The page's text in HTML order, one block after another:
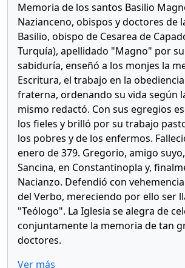
Memoria de los santos Basilio
Nazianceno, obispos y doctores de
Basilio, obispo de Cesarea de
Turquía), apellidado "Magno" por
sabiduría, enseñó a los monjes la
Escritura, el trabajo en la
fraterna, ordenando su vida según
mismo redactó. Con sus egregios
los fieles y brilló por su trabajo
los pobres y de los enfermos.
enero de 379. Gregorio, amigo
Sancina, en Constantinopla y,
Nacianzo. Defendió con
del Verbo, mereciendo por ello ser
"Teólogo". La Iglesia se alegra de
conjuntamente la memoria de tan
doctores.
Ver más